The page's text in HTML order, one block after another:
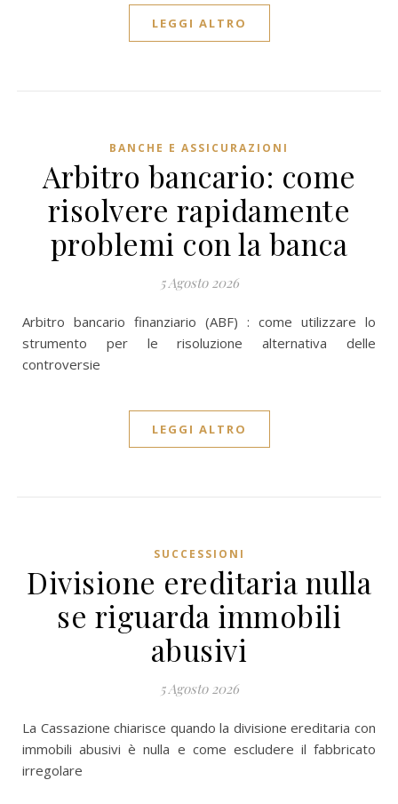
LEGGI ALTRO
BANCHE E ASSICURAZIONI
Arbitro bancario: come
risolvere rapidamente
problemi con la banca
5 Agosto 2026
Arbitro bancario finanziario (ABF) : come utilizzare lo
strumento per le risoluzione alternativa delle
controversie
LEGGI ALTRO
SUCCESSIONI
Divisione ereditaria nulla
se riguarda immobili
abusivi
5 Agosto 2026
La Cassazione chiarisce quando la divisione ereditaria con
immobili abusivi è nulla e come escludere il fabbricato
irregolare